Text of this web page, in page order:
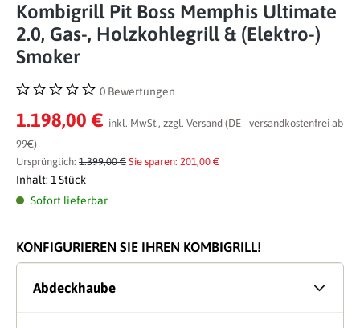
Kombigrill Pit Boss Memphis Ultimate
2.0, Gas-, Holzkohlegrill & (Elektro-)
Smoker
Durchschnittliche Bewertung von 0 von 5 Sternen
0 Bewertungen
1.198,00 € inkl. MwSt., zzgl. Versand (DE - versandkostenfrei ab
99€)
Ursprünglich: 1.399,00 € Sie sparen: 201,00 €
Inhalt: 1 Stück
Sofort lieferbar
KONFIGURIEREN SIE IHREN KOMBIGRILL!
Abdeckhaube